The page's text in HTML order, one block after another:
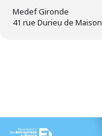
Medef Gironde
41 rue Durieu de